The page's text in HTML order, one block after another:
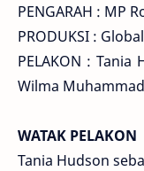
PENGARAH : MP
PRODUKSI :
PELAKON :
Wilma
WATAK PELAKON
Tania Hudson